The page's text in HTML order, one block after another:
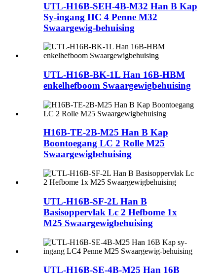
UTL-H16B-SEH-4B-M32 Han B Kap
Sy-ingang HC 4 Penne M32
Swaargewig-behuising
UTL-H16B-BK-1L Han 16B-HBM
enkelhefboom Swaargewigbehuising
H16B-TE-2B-M25 Han B Kap
Boontoegang LC 2 Rolle M25
Swaargewigbehuising
UTL-H16B-SF-2L Han B
Basisoppervlak Lc 2 Hefbome 1x
M25 Swaargewigbehuising
UTL-H16B-SE-4B-M25 Han 16B